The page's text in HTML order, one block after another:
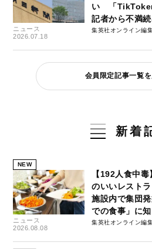
ニュース
2026.07.18
い 「TikToker
記者から不満
集英社オンライン編
会員限定記事一覧
新着
NEW
ニュース
2026.08.08
【192人食中
のいいレスト
施設内で集団
での食事」に
集英社オンライン編